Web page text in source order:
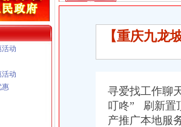
活动
动
惠
司
照
【重庆九龙
寻爱找工作聊
叮咚” 刷新置
产推广本地服